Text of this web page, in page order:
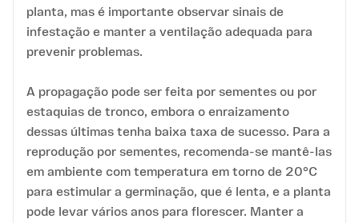
planta, mas é importante observar sinais de
infestação e manter a ventilação adequada para
prevenir problemas.
A propagação pode ser feita por sementes ou por
estaquias de tronco, embora o enraizamento
dessas últimas tenha baixa taxa de sucesso. Para a
reprodução por sementes, recomenda-se mantê-las
em ambiente com temperatura em torno de 20°C
para estimular a germinação, que é lenta, e a planta
pode levar vários anos para florescer. Manter a